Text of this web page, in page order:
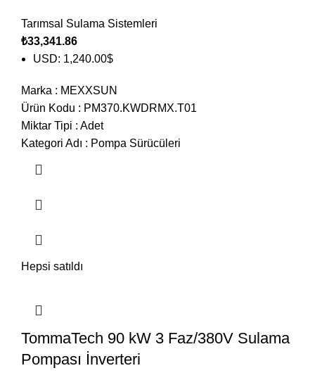
Tarımsal Sulama Sistemleri
₺33,341.86
USD: 1,240.00$
Marka : MEXXSUN
Ürün Kodu : PM370.KWDRMX.T01
Miktar Tipi : Adet
Kategori Adı : Pompa Sürücüleri
Hepsi satıldı
TommaTech 90 kW 3 Faz/380V Sulama
Pompası İnverteri